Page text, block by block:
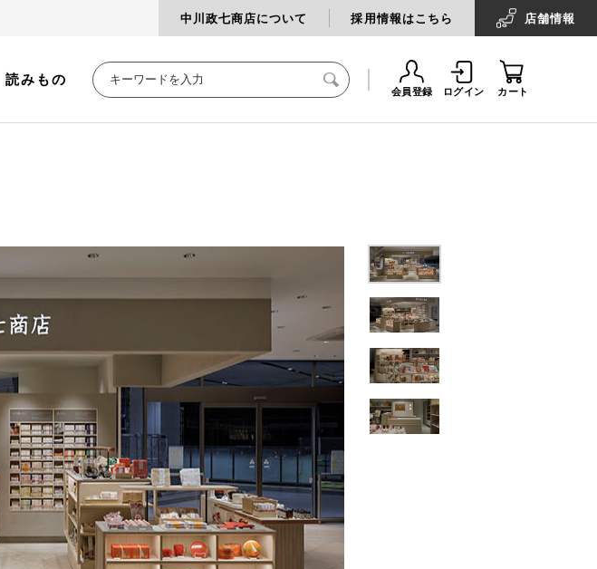
中川政七商店について 採用情報はこちら 店舗情報
読みもの
会員登録 ログイン カート